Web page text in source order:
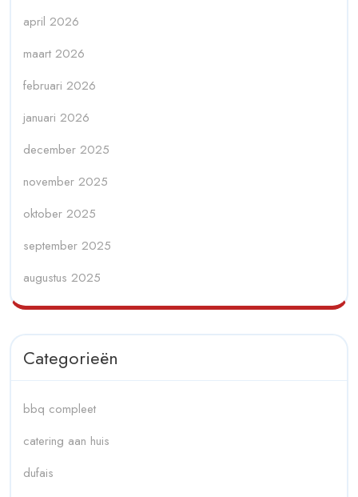
april 2026
maart 2026
februari 2026
januari 2026
december 2025
november 2025
oktober 2025
september 2025
augustus 2025
Categorieën
bbq compleet
catering aan huis
dufais